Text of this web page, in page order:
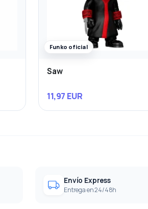
Funko oficial
Saw
11,97 EUR
Envío Express
Entrega en 24/48h